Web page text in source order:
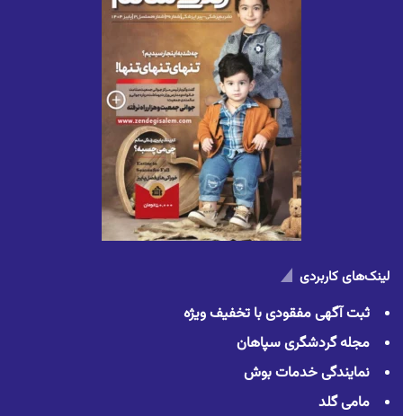
لینک‌های کاربردی
ثبت آگهی مفقودی با تخفیف ویژه
مجله گردشگری سپاهان
نمایندگی خدمات بوش
مامی گلد